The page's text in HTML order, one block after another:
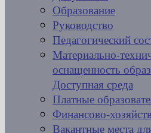
Образование
Руководство
Педагогический
Материально-
оснащенность
Доступная среда
Платные
Финансово-
Вакантные места